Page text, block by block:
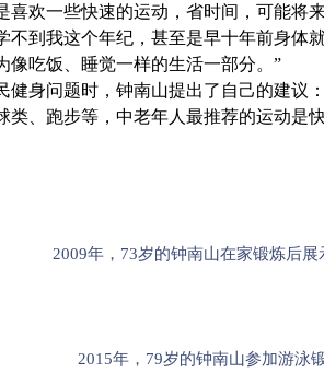
喜欢一些快速的运动，省时间，可能将
不到我这个年纪，甚至是早十年前身体
像吃饭、睡觉一样的生活一部分。”
身问题时，钟南山提出了自己的建议
类、跑步等，中老年人最推荐的运动是
2009年，73岁的钟南山在家锻炼后展
2015年，79岁的钟南山参加游泳